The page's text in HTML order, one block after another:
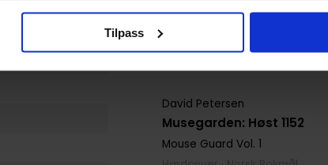
Tilpass
Musegarden: Høst 1152
David Petersen
Mouse Guard Vol. 1